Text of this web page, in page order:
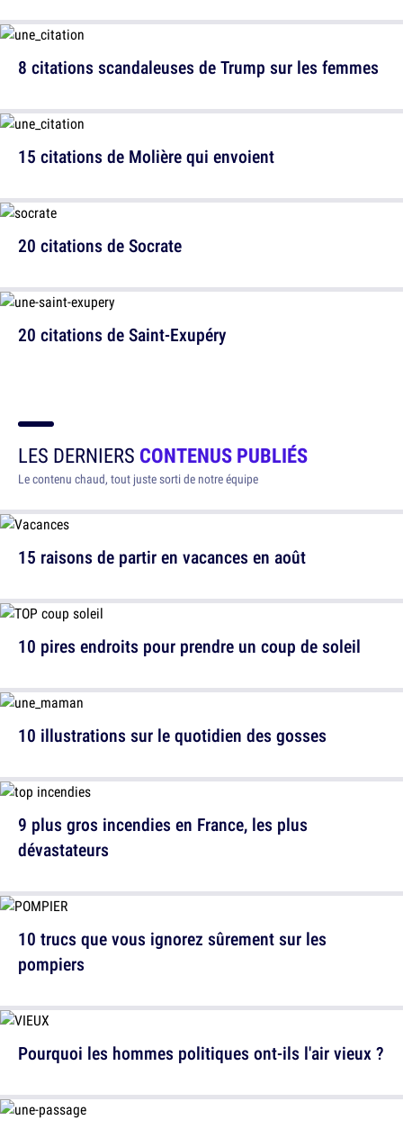
15 citations de Molière qui envoient
20 citations de Saint-Exupéry
8 citations scandaleuses de Trump sur les femmes
20 citations de Socrate
LES DERNIERS CONTENUS PUBLIÉS
Le contenu chaud, tout juste sorti de notre équipe
15 raisons de partir en vacances en août
10 illustrations sur le quotidien des gosses
10 trucs que vous ignorez sûrement sur les
pompiers
10 pires endroits pour prendre un coup de soleil
9 plus gros incendies en France, les plus
dévastateurs
Pourquoi les hommes politiques ont-ils l'air vieux ?